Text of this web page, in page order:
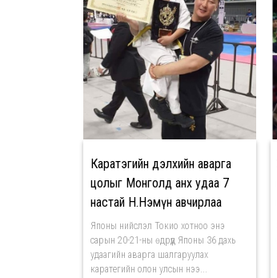
Каратэгийн дэлхийн аварга
цолыг Монголд анх удаа 7
настай Н.Нэмүн авчирлаа
Японы нийслэл Токио хотноо энэ
сарын 20-21-ны өдрүүд Японы 36 дахь
удаагийн аварга шалгаруулах
каратегийн олон улсын нээ...